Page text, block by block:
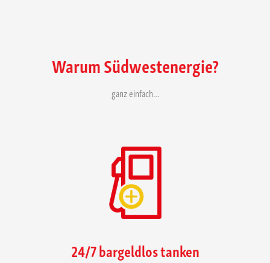
Warum Südwestenergie?
ganz einfach…
24/7 bargeldlos tanken